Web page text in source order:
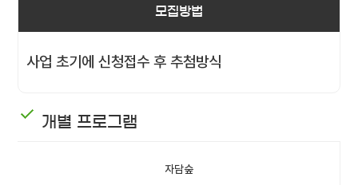
모집방법
사업 초기에 신청접수 후 추첨방식
개별 프로그램
자담숲